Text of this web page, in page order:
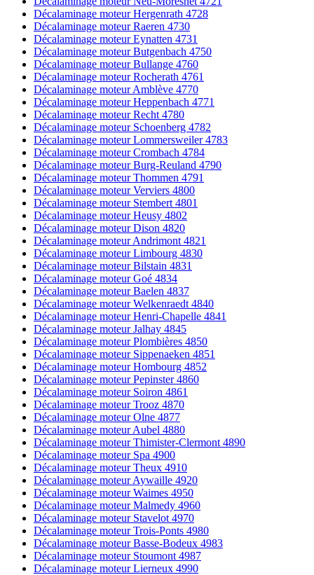
Décalaminage moteur Hergenrath 4728
Décalaminage moteur Raeren 4730
Décalaminage moteur Eynatten 4731
Décalaminage moteur Butgenbach 4750
Décalaminage moteur Bullange 4760
Décalaminage moteur Rocherath 4761
Décalaminage moteur Amblève 4770
Décalaminage moteur Heppenbach 4771
Décalaminage moteur Recht 4780
Décalaminage moteur Schoenberg 4782
Décalaminage moteur Lommersweiler 4783
Décalaminage moteur Crombach 4784
Décalaminage moteur Burg-Reuland 4790
Décalaminage moteur Thommen 4791
Décalaminage moteur Verviers 4800
Décalaminage moteur Stembert 4801
Décalaminage moteur Heusy 4802
Décalaminage moteur Dison 4820
Décalaminage moteur Andrimont 4821
Décalaminage moteur Limbourg 4830
Décalaminage moteur Bilstain 4831
Décalaminage moteur Goé 4834
Décalaminage moteur Baelen 4837
Décalaminage moteur Welkenraedt 4840
Décalaminage moteur Henri-Chapelle 4841
Décalaminage moteur Jalhay 4845
Décalaminage moteur Plombières 4850
Décalaminage moteur Sippenaeken 4851
Décalaminage moteur Hombourg 4852
Décalaminage moteur Pepinster 4860
Décalaminage moteur Soiron 4861
Décalaminage moteur Trooz 4870
Décalaminage moteur Olne 4877
Décalaminage moteur Aubel 4880
Décalaminage moteur Thimister-Clermont 4890
Décalaminage moteur Spa 4900
Décalaminage moteur Theux 4910
Décalaminage moteur Aywaille 4920
Décalaminage moteur Waimes 4950
Décalaminage moteur Malmedy 4960
Décalaminage moteur Stavelot 4970
Décalaminage moteur Trois-Ponts 4980
Décalaminage moteur Basse-Bodeux 4983
Décalaminage moteur Stoumont 4987
Décalaminage moteur Lierneux 4990